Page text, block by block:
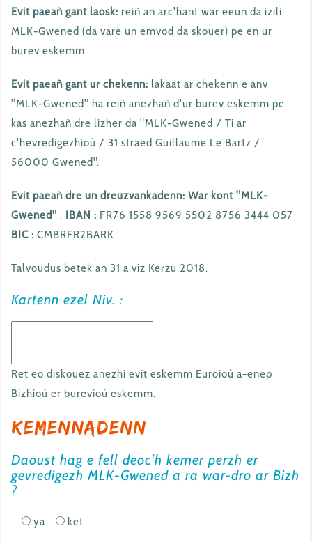
Evit paeañ gant laosk: reiñ an arc'hant war eeun da izili
MLK-Gwened (da vare un emvod da skouer) pe en ur
burev eskemm.
Evit paeañ gant ur chekenn: lakaat ar chekenn e anv
"MLK-Gwened" ha reiñ anezhañ d'ur burev eskemm pe
kas anezhañ dre lizher da "MLK-Gwened / Ti ar
c'hevredigezhioù / 31 straed Guillaume Le Bartz /
56000 Gwened".
Evit paeañ dre un dreuzvankadenn: War kont "MLK-
Gwened" : IBAN : FR76 1558 9569 5502 8756 3444 057
BIC : CMBRFR2BARK
Talvoudus betek an 31 a viz Kerzu 2018.
Kartenn ezel Niv. :
Ret eo diskouez anezhi evit eskemm Euroioù a-enep
Bizhioù er burevioù eskemm.
Kemennadenn
Daoust hag e fell deoc'h kemer perzh er
gevredigezh MLK-Gwened a ra war-dro ar Bizh
?
ya ket